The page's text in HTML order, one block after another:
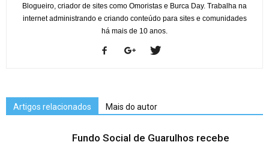
Blogueiro, criador de sites como Omoristas e Burca Day. Trabalha na
internet administrando e criando conteúdo para sites e comunidades
há mais de 10 anos.
Artigos relacionados Mais do autor
Fundo Social de Guarulhos recebe